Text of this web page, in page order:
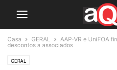
Casa GERAL
AAP-VR e UniFOA
descontos a associados
GERAL